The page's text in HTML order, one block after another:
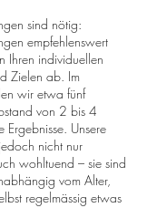
sind nötig:
empfehlenswert
Ihren individuellen
Zielen ab. Im
wir etwa fünf
von 2 bis 4
Unsere
nicht nur
wohltuend – sie sind
vom Alter,
regelmässig etwas